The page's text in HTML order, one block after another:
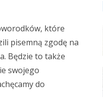
które
pisemną zgodę na
Będzie to także
swojego
do